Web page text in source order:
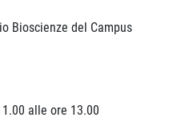
Bioscienze del Campus
alle ore 13.00